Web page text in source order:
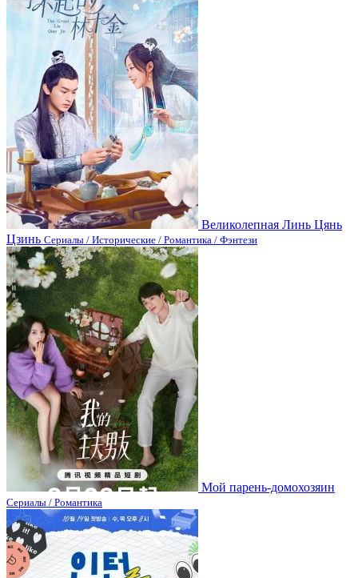
Великолепная Линь Цянь
Цзинь Сериалы / Исторические / Романтика / Фэнтези
Мой парень-домохозяин
Сериалы / Романтика